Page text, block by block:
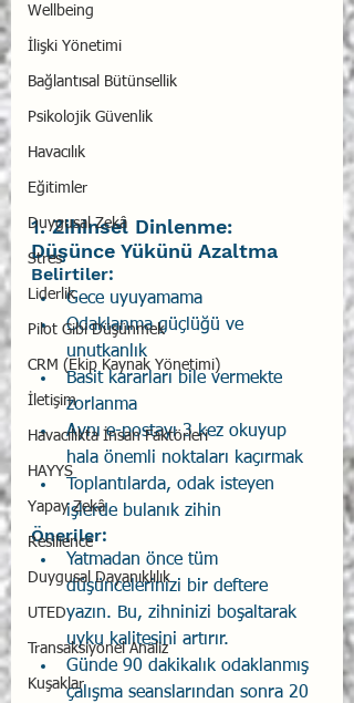
Wellbeing
İlişki Yönetimi
Bağlantısal Bütünsellik
Psikolojik Güvenlik
Havacılık
Eğitimler
Duygusal Zekâ
Stres
Liderlik
Pilot Gibi Düşünmek
CRM (Ekip Kaynak Yönetimi)
İletişim
Havacılıkta İnsan Faktörleri
HAYYS
Yapay Zekâ
Resilience
Duygusal Dayanıklılık
UTED
Transaksiyonel Analiz
Kuşaklar
1. Zihinsel Dinlenme:
Düşünce Yükünü Azaltma
Belirtiler:
Gece uyuyamama
Odaklanma güçlüğü ve
unutkanlık
Basit kararları bile vermekte
zorlanma
Aynı e-postayı 3 kez okuyup
hala önemli noktaları kaçırmak
Toplantılarda, odak isteyen
işlerde bulanık zihin
Öneriler:
Yatmadan önce tüm
düşüncelerinizi bir deftere
yazın. Bu, zihninizi boşaltarak
uyku kalitesini artırır.
Günde 90 dakikalık odaklanmış
çalışma seanslarından sonra 20